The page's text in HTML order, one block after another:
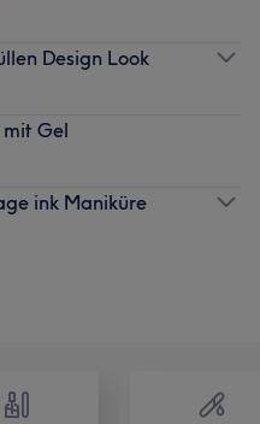
Design Look
Gel
ink Maniküre